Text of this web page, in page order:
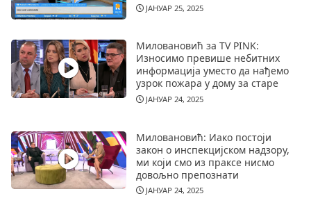
ЈАНУАР 25, 2025
Миловановић за TV PINK:
Износимо превише небитних
информација уместо да нађемо
узрок пожара у дому за старе
ЈАНУАР 24, 2025
Миловановић: Иако постоји
закон о инспекцијском надзору,
ми који смо из праксе нисмо
довољно препознати
ЈАНУАР 24, 2025